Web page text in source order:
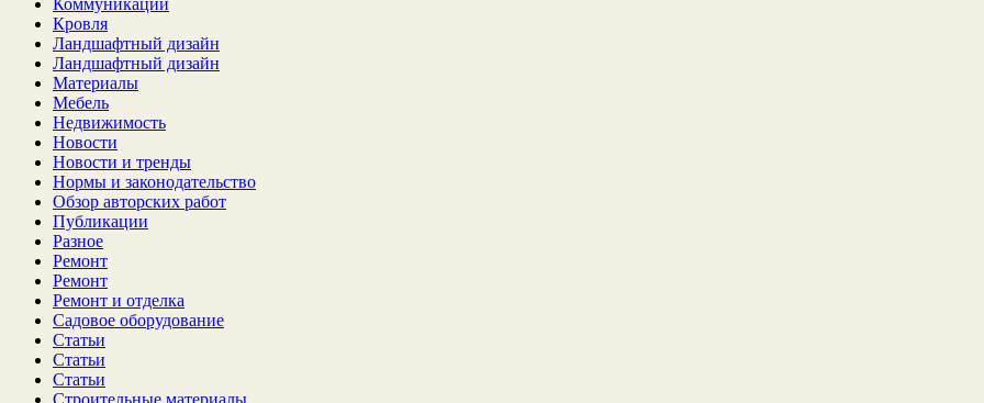
Кровля
Ландшафтный дизайн
Ландшафтный дизайн
Материалы
Мебель
Недвижимость
Новости
Новости и тренды
Нормы и законодательство
Обзор авторских работ
Публикации
Разное
Ремонт
Ремонт
Ремонт и отделка
Садовое оборудование
Статьи
Статьи
Статьи
Строительные материалы